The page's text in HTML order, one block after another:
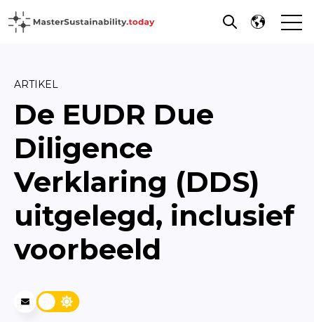
Open search
ARTIKEL
De EUDR Due
Diligence
Verklaring (DDS)
uitgelegd, inclusief
voorbeeld